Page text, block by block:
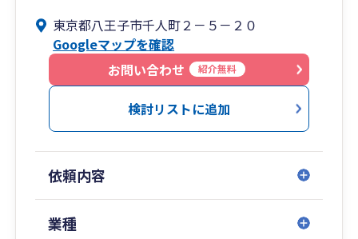
東京都八王子市千人町２－５－２０
Googleマップを確認
お問い合わせ
紹介無料
検討リストに追加
依頼内容
業種